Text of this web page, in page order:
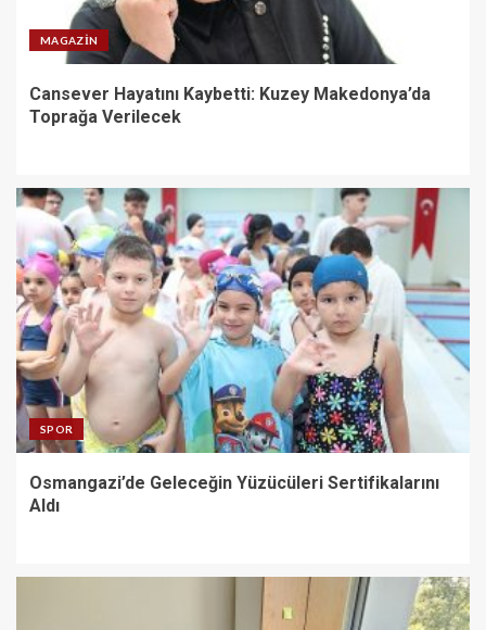
MAGAZIN
Cansever Hayatını Kaybetti: Kuzey Makedonya’da
Toprağa Verilecek
SPOR
Osmangazi’de Geleceğin Yüzücüleri Sertifikalarını
Aldı